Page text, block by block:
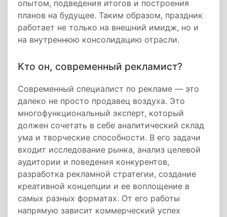
опытом, подведения итогов и построения
планов на будущее. Таким образом, праздник
работает не только на внешний имидж, но и
на внутреннюю консолидацию отрасли.
Кто он, современный рекламист?
Современный специалист по рекламе — это
далеко не просто продавец воздуха. Это
многофункциональный эксперт, который
должен сочетать в себе аналитический склад
ума и творческие способности. В его задачи
входит исследование рынка, анализ целевой
аудитории и поведения конкурентов,
разработка рекламной стратегии, создание
креативной концепции и ее воплощение в
самых разных форматах. От его работы
напрямую зависит коммерческий успех